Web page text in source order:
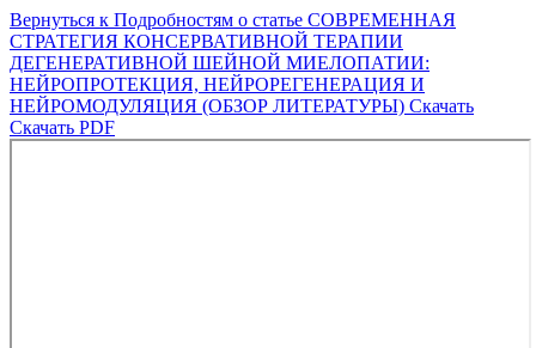
Вернуться к Подробностям о статье СОВРЕМЕННАЯ
СТРАТЕГИЯ КОНСЕРВАТИВНОЙ ТЕРАПИИ
ДЕГЕНЕРАТИВНОЙ ШЕЙНОЙ МИЕЛОПАТИИ:
НЕЙРОПРОТЕКЦИЯ, НЕЙРОРЕГЕНЕРАЦИЯ И
НЕЙРОМОДУЛЯЦИЯ (ОБЗОР ЛИТЕРАТУРЫ) Скачать
Скачать PDF